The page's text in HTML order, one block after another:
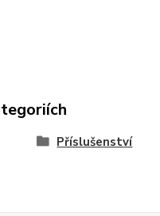
Příslušenství